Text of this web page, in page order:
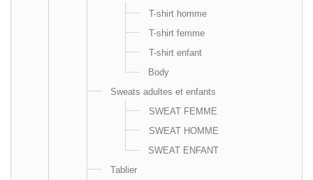
T-shirt homme
T-shirt femme
T-shirt enfant
Body
Sweats adultes et enfants
SWEAT FEMME
SWEAT HOMME
SWEAT ENFANT
Tablier